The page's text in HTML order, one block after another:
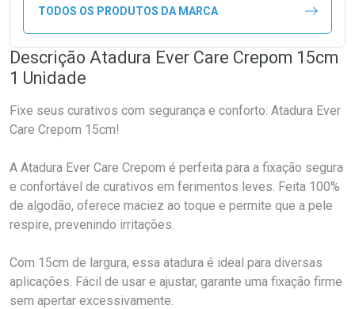
TODOS OS PRODUTOS DA MARCA
Descrição Atadura Ever Care Crepom 15cm
1 Unidade
Fixe seus curativos com segurança e conforto: Atadura Ever
Care Crepom 15cm!
A Atadura Ever Care Crepom é perfeita para a fixação segura
e confortável de curativos em ferimentos leves. Feita 100%
de algodão, oferece maciez ao toque e permite que a pele
respire, prevenindo irritações.
Com 15cm de largura, essa atadura é ideal para diversas
aplicações. Fácil de usar e ajustar, garante uma fixação firme
sem apertar excessivamente.